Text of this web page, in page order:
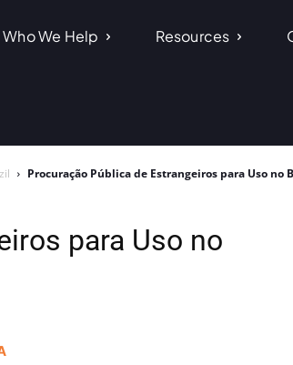
Who We Help Resources
Procuração Pública de Estrangeiros para Uso no
para Uso no